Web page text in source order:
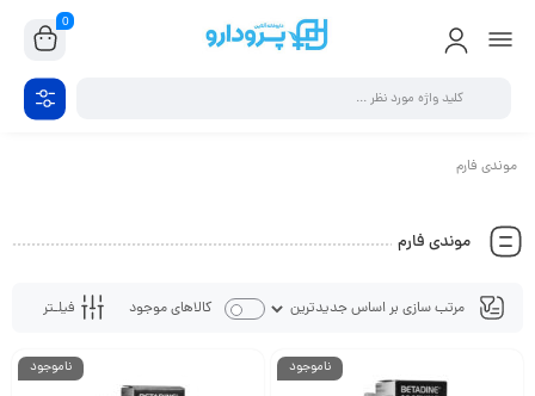
0
موندی فارم
موندی فارم
فیلـتر کالاهای موجود
ناموجود ناموجود